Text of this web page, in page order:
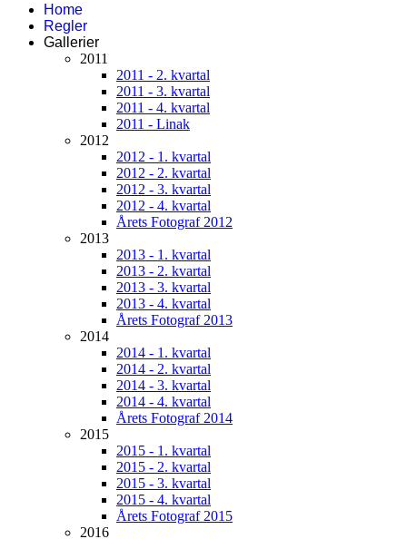
Home
Regler
Gallerier
2011
2011 - 2. kvartal
2011 - 3. kvartal
2011 - 4. kvartal
2011 - Linak
2012
2012 - 1. kvartal
2012 - 2. kvartal
2012 - 3. kvartal
2012 - 4. kvartal
Årets Fotograf 2012
2013
2013 - 1. kvartal
2013 - 2. kvartal
2013 - 3. kvartal
2013 - 4. kvartal
Årets Fotograf 2013
2014
2014 - 1. kvartal
2014 - 2. kvartal
2014 - 3. kvartal
2014 - 4. kvartal
Årets Fotograf 2014
2015
2015 - 1. kvartal
2015 - 2. kvartal
2015 - 3. kvartal
2015 - 4. kvartal
Årets Fotograf 2015
2016